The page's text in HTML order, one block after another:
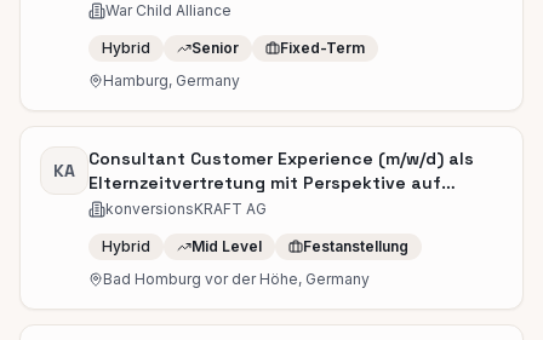
War Child Alliance
Hybrid Senior
Fixed-Term
Hamburg, Germany
KA
Consultant Customer Experience (m/w/d) als
Elternzeitvertretung mit Perspektive auf
Festanstellung
konversionsKRAFT AG
Hybrid Mid Level
Festanstellung
Bad Homburg vor der Höhe, Germany